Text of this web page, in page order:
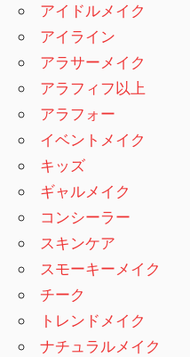
アイドルメイク
アイライン
アラサーメイク
アラフィフ以上
アラフォー
イベントメイク
キッズ
ギャルメイク
コンシーラー
スキンケア
スモーキーメイク
チーク
トレンドメイク
ナチュラルメイク